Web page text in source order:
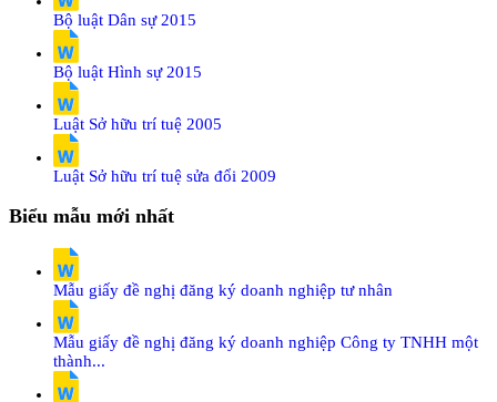
Bộ luật Dân sự 2015
Bộ luật Hình sự 2015
Luật Sở hữu trí tuệ 2005
Luật Sở hữu trí tuệ sửa đổi 2009
Biểu mẫu mới nhất
Mẫu giấy đề nghị đăng ký doanh nghiệp tư nhân
Mẫu giấy đề nghị đăng ký doanh nghiệp Công ty TNHH một
thành...